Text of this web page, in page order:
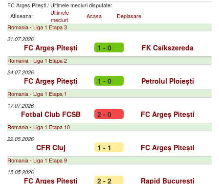
FC Argeș Pitești/ Ultimele meciuri disputate:
Afiseaza:
Ultimele
meciuri
Acasa
Deplasare
Romania - Liga 1 Etapa 3
31.07.2026
FC Argeș Pitești 1 - 0 FK Csíkszereda
Romania - Liga 1 Etapa 2
24.07.2026
FC Argeș Pitești 1 - 0 Petrolul Ploiești
Romania - Liga 1 Etapa 1
17.07.2026
Fotbal Club FCSB 2 - 0 FC Argeș Pitești
Romania - Liga 1 Etapa 10
22.05.2026
CFR Cluj 1 - 1 FC Argeș Pitești
Romania - Liga 1 Etapa 9
15.05.2026
FC Argeș Pitești 2 - 2 Rapid București